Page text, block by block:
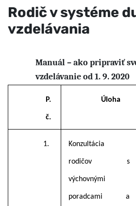
Rodič v systéme
vzdelávania
Manuál – ako pripraviť
vzdelávanie od 1. 9. 2020
P.
č.
Úloha
1. Konzultácia
rodičov s
výchovnými
poradcami a